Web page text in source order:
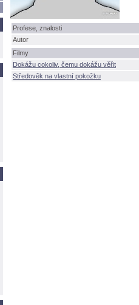
Profese, znalosti
Autor
Filmy
Dokážu cokoliv, čemu dokážu věřit
Středověk na vlastní pokožku